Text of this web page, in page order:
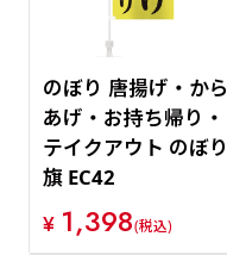
のぼり 唐揚げ・から
あげ・お持ち帰り・
テイクアウト のぼり
旗 EC42
¥ 1,398(税込)